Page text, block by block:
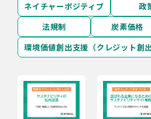
ネイチャーポジティブ
政
法規制
炭素価格
環境価値創出支援（クレジット創出